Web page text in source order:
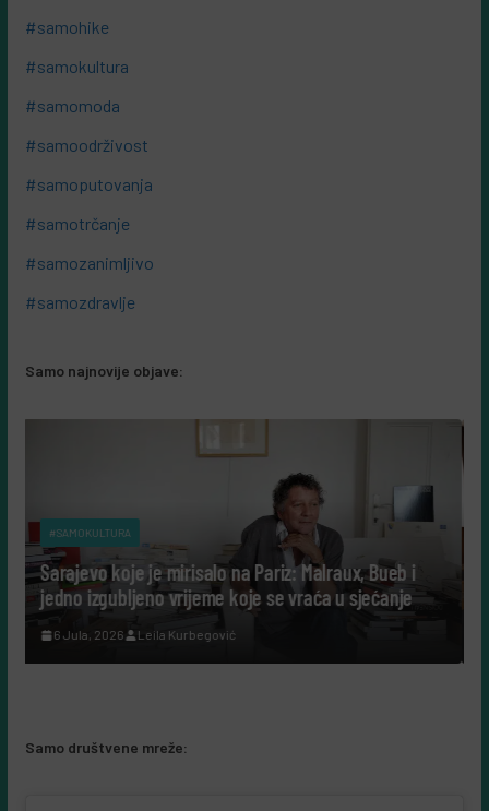
#samohike
#samokultura
#samomoda
#samoodrživost
#samoputovanja
#samotrčanje
#samozanimljivo
#samozdravlje
Samo najnovije objave:
na Pariz: Malraux, Bueb i
koje se vraća u sjećanje
#SAMOKULTURA
Tako su govorili: Šta
cijeli život posvetili
Samo društvene mreže: